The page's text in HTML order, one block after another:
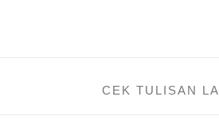
CEK TULISAN